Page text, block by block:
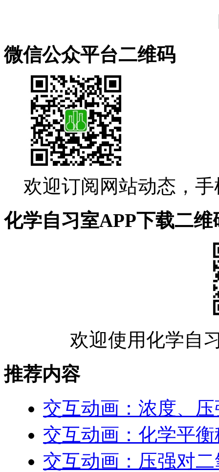
微信公众平台二维码
欢迎订阅网站动态，
化学自习室APP下载二维
欢迎使用化学自
推荐内容
交互动画：浓度、
交互动画：化学平
交互动画：压强对